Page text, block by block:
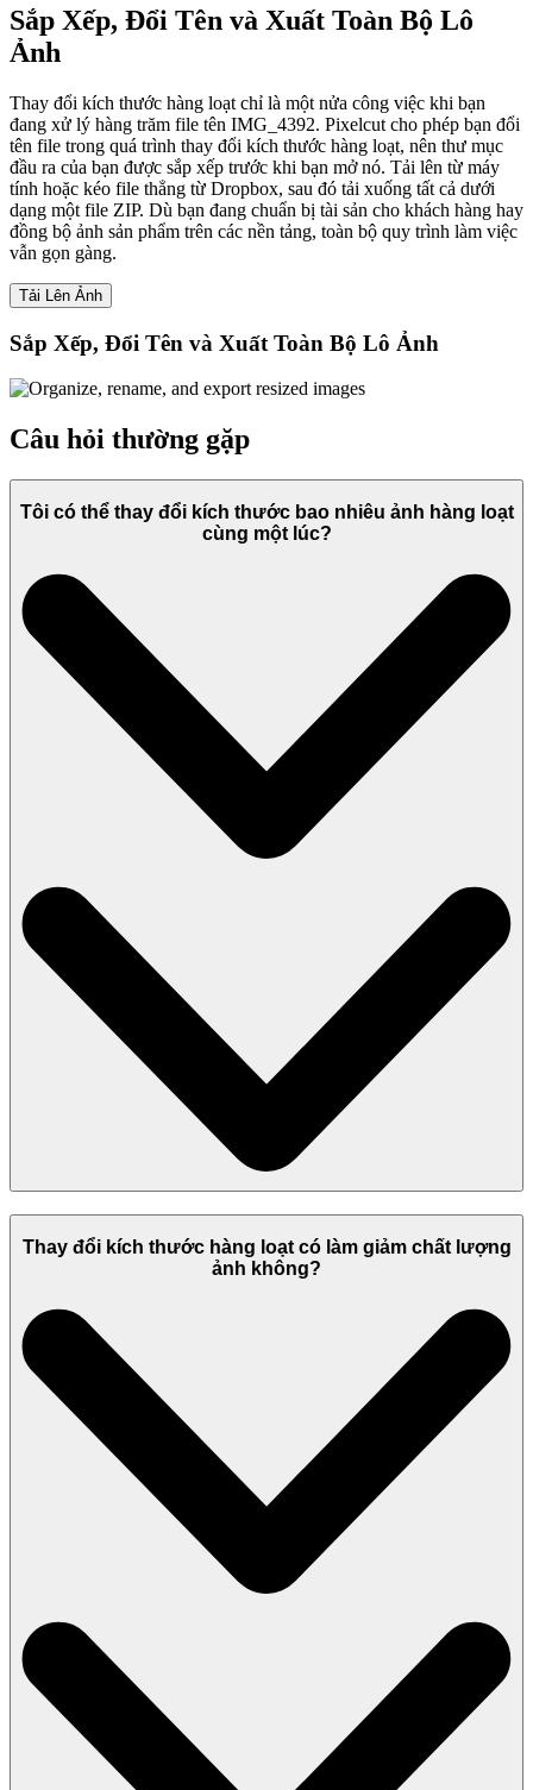
Sắp Xếp, Đổi Tên và Xuất Toàn Bộ Lô
Ảnh
Thay đổi kích thước hàng loạt chỉ là một nửa công việc khi bạn
đang xử lý hàng trăm file tên IMG_4392. Pixelcut cho phép bạn đổi
tên file trong quá trình thay đổi kích thước hàng loạt, nên thư mục
đầu ra của bạn được sắp xếp trước khi bạn mở nó. Tải lên từ máy
tính hoặc kéo file thẳng từ Dropbox, sau đó tải xuống tất cả dưới
dạng một file ZIP. Dù bạn đang chuẩn bị tài sản cho khách hàng hay
đồng bộ ảnh sản phẩm trên các nền tảng, toàn bộ quy trình làm việc
vẫn gọn gàng.
Tải Lên Ảnh
Sắp Xếp, Đổi Tên và Xuất Toàn Bộ Lô Ảnh
Câu hỏi thường gặp
Tôi có thể thay đổi kích thước bao nhiêu ảnh hàng loạt
cùng một lúc?
Thay đổi kích thước hàng loạt có làm giảm chất lượng
ảnh không?